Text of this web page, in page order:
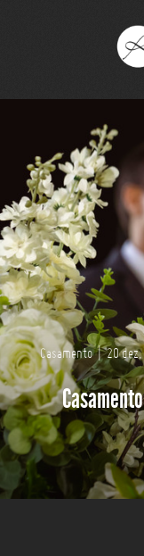
Casamento|20